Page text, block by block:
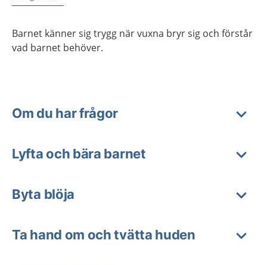
Barnet känner sig trygg när vuxna bryr sig och förstår
vad barnet behöver.
Om du har frågor
Lyfta och bära barnet
Byta blöja
Ta hand om och tvätta huden